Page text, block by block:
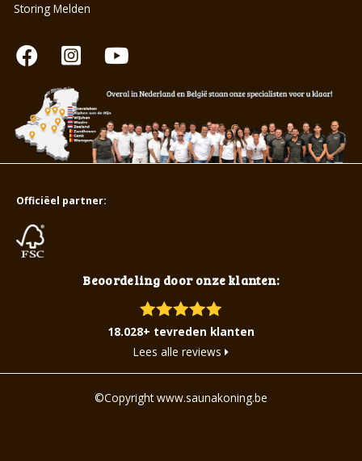
Storing Melden
Beoordeling door onze klanten:
18.028+ tevreden klanten
Lees alle reviews
Officiëel partner:
©Copyright www.saunakoning.be